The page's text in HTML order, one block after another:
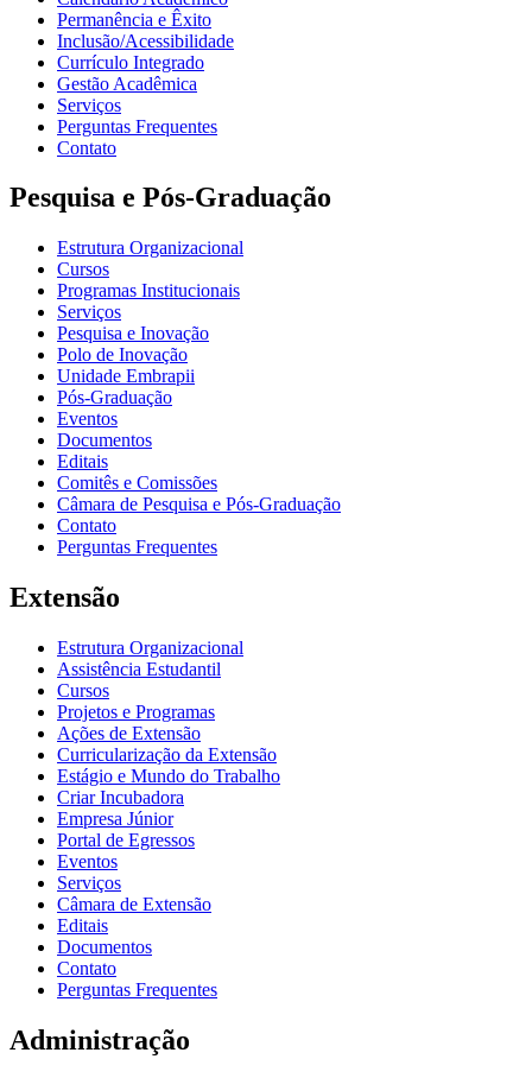
Permanência e Êxito
Inclusão/Acessibilidade
Currículo Integrado
Gestão Acadêmica
Serviços
Perguntas Frequentes
Contato
Pesquisa e Pós-Graduação
Estrutura Organizacional
Cursos
Programas Institucionais
Serviços
Pesquisa e Inovação
Polo de Inovação
Unidade Embrapii
Pós-Graduação
Eventos
Documentos
Editais
Comitês e Comissões
Câmara de Pesquisa e Pós-Graduação
Contato
Perguntas Frequentes
Extensão
Estrutura Organizacional
Assistência Estudantil
Cursos
Projetos e Programas
Ações de Extensão
Curricularização da Extensão
Estágio e Mundo do Trabalho
Criar Incubadora
Empresa Júnior
Portal de Egressos
Eventos
Serviços
Câmara de Extensão
Editais
Documentos
Contato
Perguntas Frequentes
Administração